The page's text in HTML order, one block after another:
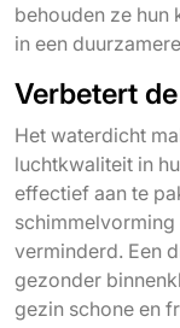
behouden ze hun
in een
Verbetert
Het waterdicht
luchtkwaliteit in
effectief aan te
verminderd. Een
gezonder
gezin schone en